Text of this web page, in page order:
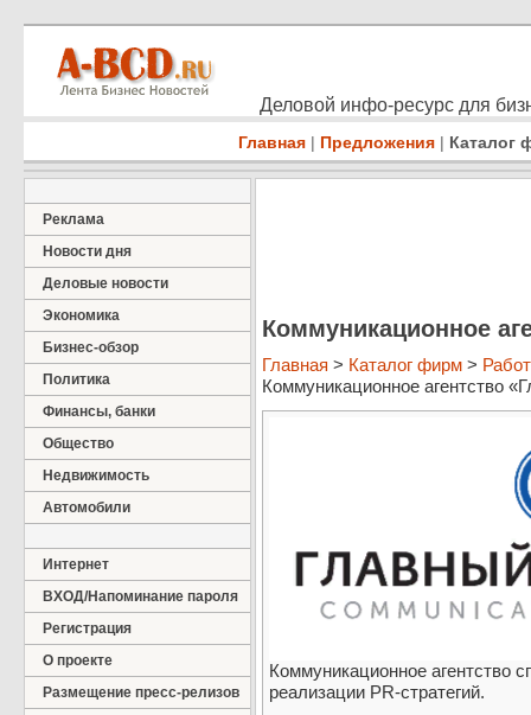
Деловой инфо-ресурс для
Главная | Предложения | Каталог
Реклама
Новости дня
Деловые новости
Экономика
Бизнес-обзор
Политика
Финансы, банки
Общество
Недвижимость
Автомобили
Интернет
ВХОД/Напоминание пароля
Регистрация
О проекте
Размещение пресс-релизов
Коммуникационное
Главная > Каталог фирм >
Коммуникационное агентство
Коммуникационное агентство
реализации PR-стратегий.